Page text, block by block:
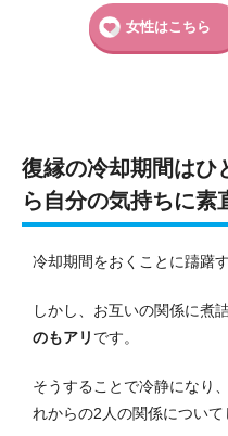
女性はこちら
復縁の冷却期間はひ
ら自分の気持ちに素
冷却期間をおくことに躊躇
しかし、お互いの関係に煮
のもアリ です。
そうすることで冷静になり
れからの2人の関係について